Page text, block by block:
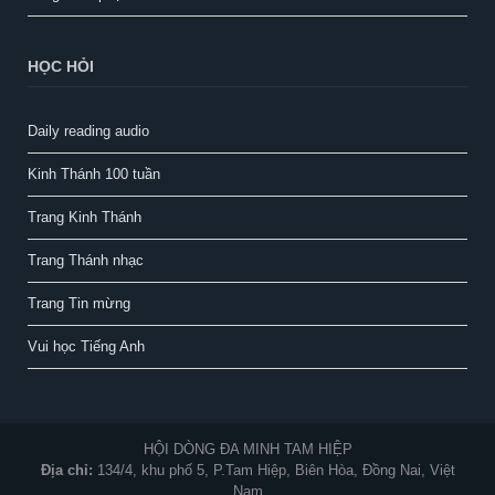
HỌC HỎI
Daily reading audio
Kinh Thánh 100 tuần
Trang Kinh Thánh
Trang Thánh nhạc
Trang Tin mừng
Vui học Tiếng Anh
HỘI DÒNG ĐA MINH TAM HIỆP
Địa chỉ: 134/4, khu phố 5, P.Tam Hiệp, Biên Hòa, Đồng Nai, Việt
Nam